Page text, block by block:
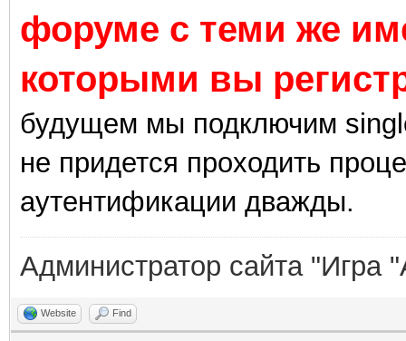
форуме с теми же
которыми вы
будущем мы подключим
не придется проходить
аутентификации дважды.
Администратор сайта "Игра
Website Find